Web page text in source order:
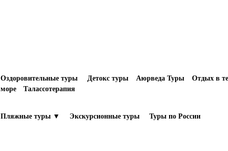
Оздоровительные туры Детокс туры Аюрведа Туры Отдых в
море
Талассотерапия
Пляжные туры ▼ Экскурсионные туры Туры по России